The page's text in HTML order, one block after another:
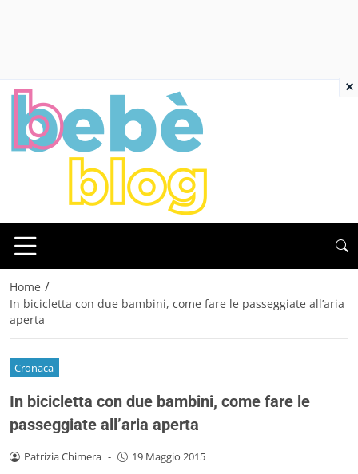
Home /
In bicicletta con due bambini, come fare le passeggiate all’aria
aperta
Cronaca
In bicicletta con due bambini, come fare le
passeggiate all’aria aperta
Patrizia Chimera - 19 Maggio 2015
×